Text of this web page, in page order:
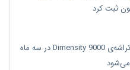
ثبت کرد
وان‌پلاس ۱۰R با تراشه‌ی Dimensity 9000 در سه ماه